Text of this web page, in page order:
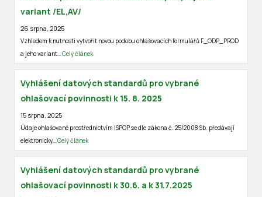
variant /EL,AV/
26 srpna, 2025
Vzhledem k nutnosti vytvořit novou podobu ohlašovacích formulářů F_ODP_PROD
a jeho variant…Celý článek
Vyhlášení datových standardů pro vybrané
ohlašovací povinnosti k 15. 8. 2025
15 srpna, 2025
Údaje ohlašované prostřednictvím ISPOP se dle zákona č. 25/2008 Sb. předávají
elektronicky…Celý článek
Vyhlášení datových standardů pro vybrané
ohlašovací povinnosti k 30.6. a k 31.7.2025